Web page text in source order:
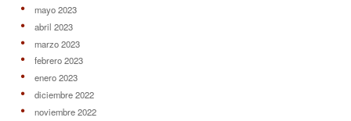
mayo 2023
abril 2023
marzo 2023
febrero 2023
enero 2023
diciembre 2022
noviembre 2022